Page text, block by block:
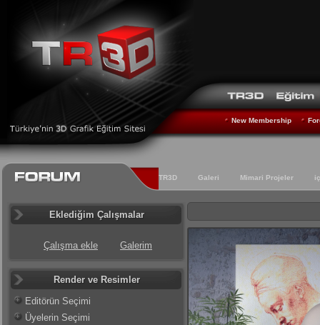
New Membership
TR3D Galeri Mimari Projeler
Eklediğim Çalışmalar
Çalışma ekle Galerim
Render ve Resimler
Editörün Seçimi
Üyelerin Seçimi